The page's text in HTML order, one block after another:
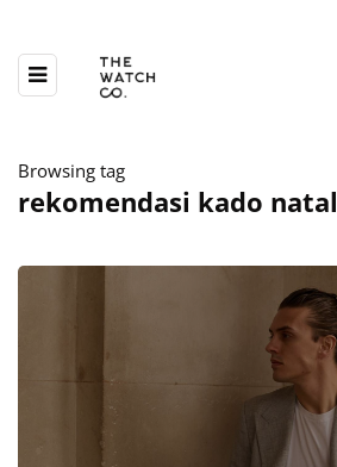
Browsing tag
rekomendasi kado natal